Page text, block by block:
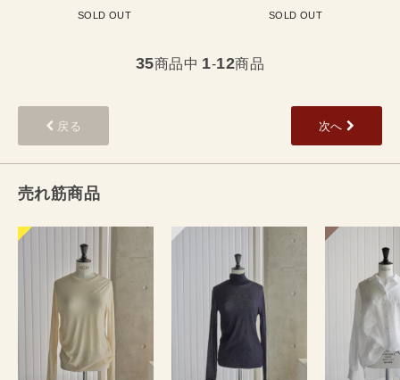
SOLD OUT SOLD OUT
35商品中 1-12商品
戻る 次へ
売れ筋商品